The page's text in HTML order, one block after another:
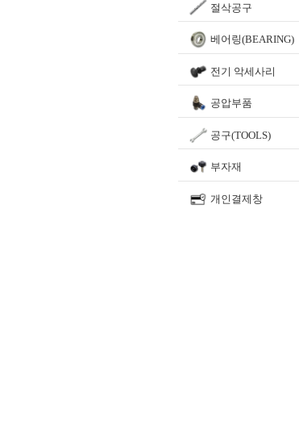
절삭공구
베어링(BEARING)
전기 악세사리
공압부품
공구(TOOLS)
부자재
개인결제창